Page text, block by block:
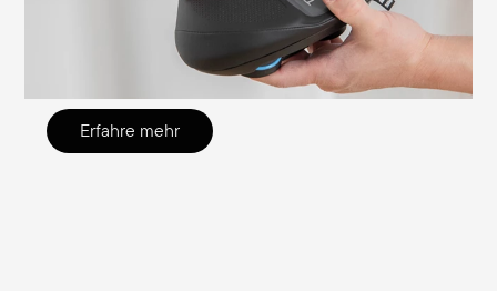
du achten solltest und wie du die nötigen
Einstellungen selbst überprüfen und
justieren kannst.
Erfahre mehr